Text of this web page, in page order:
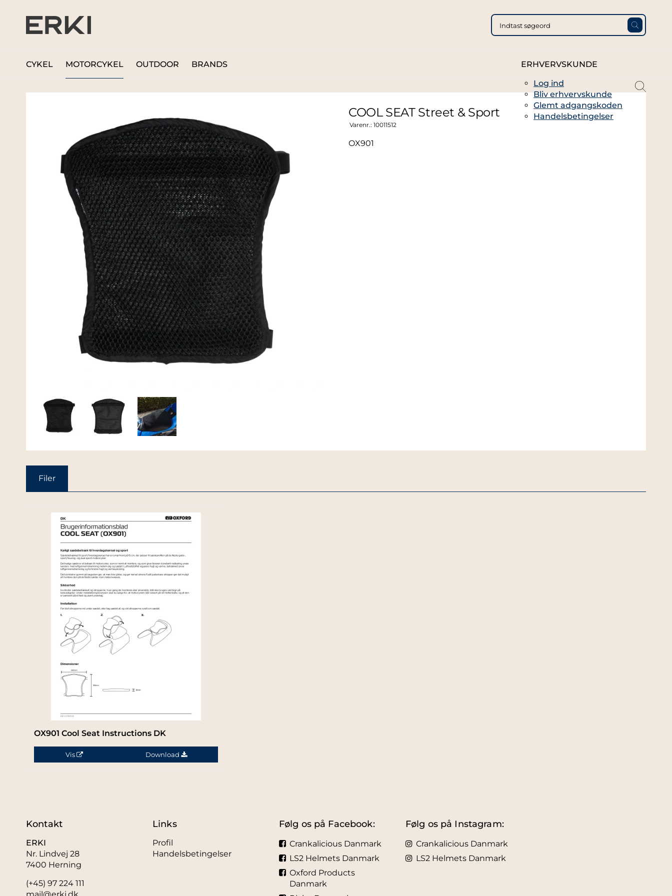
CYKEL MOTORCYKEL OUTDOOR BRANDS
ERHVERVSKUNDE
Log ind
Bliv erhvervskunde
Glemt adgangskoden
Handelsbetingelser
COOL SEAT Street & Sport
Varenr.: 10011512
OX901
Filer
OX901 Cool Seat Instructions DK
Vis Download
Kontakt
ERKI
Nr. Lindvej 28
7400 Herning
(+45) 97 224 111
Links
Profil
Handelsbetingelser
Følg os på Facebook:
Crankalicious Danmark
LS2 Helmets Danmark
Oxford Products
Danmark
Følg os på Instagram:
Crankalicious Danmark
LS2 Helmets Danmark